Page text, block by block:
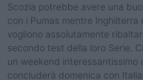
Scozia potrebbe avere una
con i Pumas mentre Inghilterra
vogliono assolutamente
secondo test della loro Serie.
un weekend interessantissimo
concluderà domenica con